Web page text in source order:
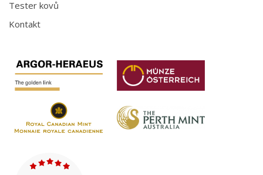
Tester kovů
Kontakt